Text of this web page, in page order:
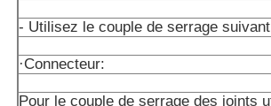
- Utilisez le couple de serrage
·Connecteur:
Pour le couple de serrage des joints